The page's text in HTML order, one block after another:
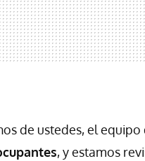
de ustedes, el
, y estamos